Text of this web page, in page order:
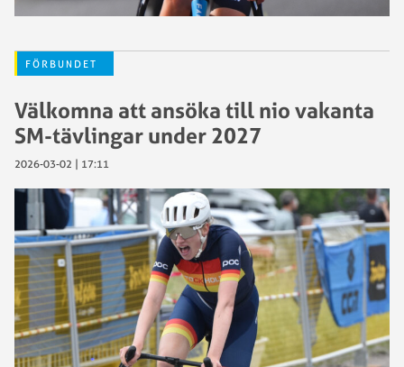
FÖRBUNDET
Välkomna att ansöka till nio vakanta
SM-tävlingar under 2027
2026-03-02 | 17:11